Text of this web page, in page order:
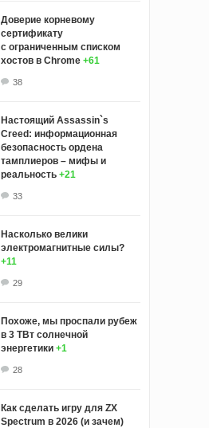
Доверие корневому
сертификату
с ограниченным списком
хостов в Chrome +61
38
Настоящий Assassin`s
Creed: информационная
безопасность ордена
тамплиеров – мифы и
реальность +21
33
Насколько велики
электромагнитные силы?
+11
29
Похоже, мы проспали рубеж
в 3 ТВт солнечной
энергетики +1
28
Как сделать игру для ZX
Spectrum в 2026 (и зачем)